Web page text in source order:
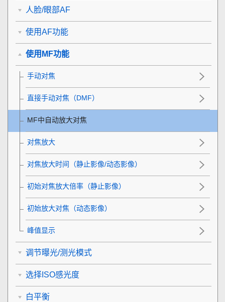
人脸/眼部AF
使用AF功能
使用MF功能
手动对焦
直接手动对焦（DMF）
MF中自动放大对焦
对焦放大
对焦放大时间 （静止影像/动态影像）
初始对焦放大倍率 （静止影像）
初始放大对焦 （动态影像）
峰值显示
调节曝光/测光模式
选择ISO感光度
白平衡